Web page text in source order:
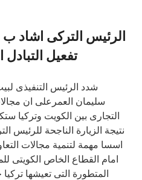
الرئيس التركى اشاد ب
تفعيل التبادل
شدد الرئيس التنفيذى
سليمان العمرعلى ان
التجارى بين الكويت وتركيا
نتيجة الزيارة الناجحة للرئيس
اسسا مهمة لتنمية مجالات
امام القطاع الخاص الكويتى
المتطورة التى تعيشها